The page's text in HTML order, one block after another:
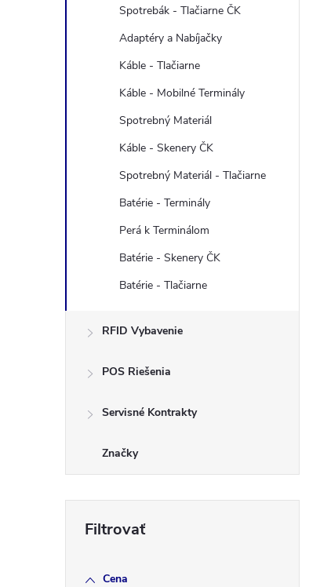
Spotrebák - Tlačiarne ČK
Adaptéry a Nabíjačky
Káble - Tlačiarne
Káble - Mobilné Terminály
Spotrebný Materiál
Káble - Skenery ČK
Spotrebný Materiál - Tlačiarne
Batérie - Terminály
Perá k Terminálom
Batérie - Skenery ČK
Batérie - Tlačiarne
RFID Vybavenie
POS Riešenia
Servisné Kontrakty
Značky
Cena